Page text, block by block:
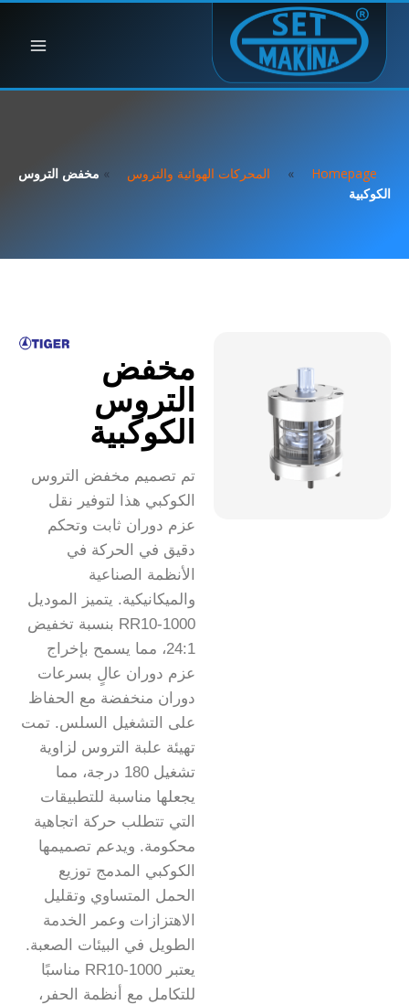
Homepage
» المحركات الهوائية والتروس » مخفض التروس
الكوكبية
مخفض
التروس
الكوكبية
تم تصميم مخفض التروس
الكوكبي هذا لتوفير نقل
عزم دوران ثابت وتحكم
دقيق في الحركة في
الأنظمة الصناعية
والميكانيكية. يتميز الموديل
RR10-1000 بنسبة تخفيض
24:1، مما يسمح بإخراج
عزم دوران عالٍ بسرعات
دوران منخفضة مع الحفاظ
على التشغيل السلس. تمت
تهيئة علبة التروس لزاوية
تشغيل 180 درجة، مما
يجعلها مناسبة للتطبيقات
التي تتطلب حركة اتجاهية
محكومة. ويدعم تصميمها
الكوكبي المدمج توزيع
الحمل المتساوي وتقليل
الاهتزازات وعمر الخدمة
الطويل في البيئات الصعبة.
يعتبر RR10-1000 مناسبًا
للتكامل مع أنظمة الحفر،